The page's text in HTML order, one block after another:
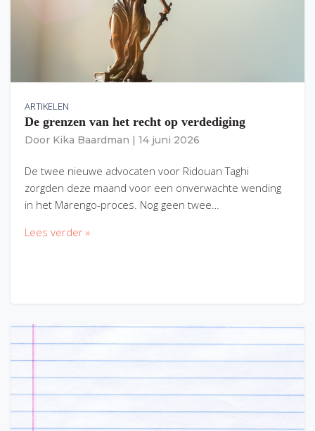
ARTIKELEN
De grenzen van het recht op verdediging
Door Kika Baardman 14 juni 2026
De twee nieuwe advocaten voor Ridouan Taghi
zorgden deze maand voor een onverwachte wending
in het Marengo-proces. Nog geen twee…
Lees verder »